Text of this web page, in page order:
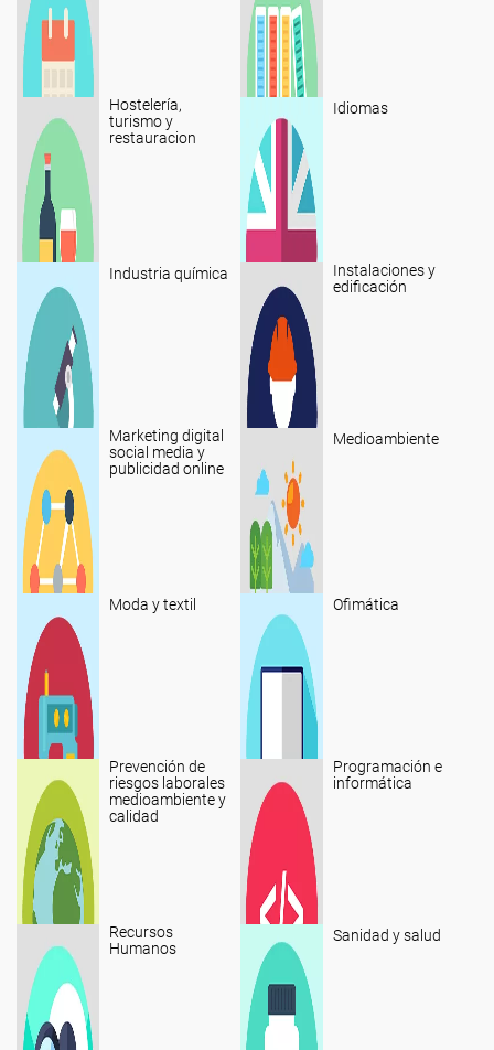
Hostelería,
turismo y
restauracion
Idiomas
Industria química
Instalaciones y
edificación
Marketing digital
social media y
publicidad online
Medioambiente
Moda y textil Ofimática
Prevención de
riesgos laborales
medioambiente y
calidad
Programación e
informática
Recursos
Humanos
Sanidad y salud